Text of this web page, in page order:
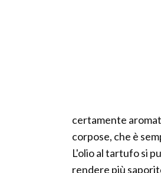
certamente
corpose, che è
L'olio al tartufo si
rendere più